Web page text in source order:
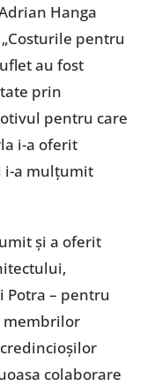
Hanga
pentru
au fost
prin
pentru care
i-a oferit
i-a mulțumit
și a oferit
Potra – pentru
colaborare